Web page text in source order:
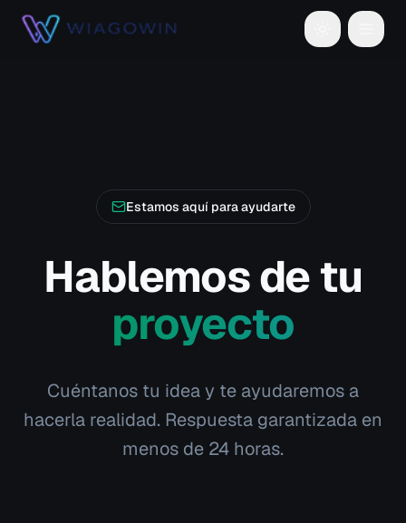
Toggle theme
Estamos aquí para ayudarte
Hablemos de tu
proyecto
Cuéntanos tu idea y te ayudaremos a
hacerla realidad. Respuesta garantizada en
menos de 24 horas.